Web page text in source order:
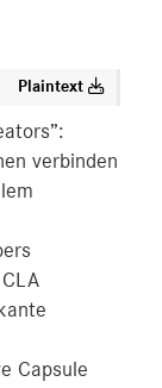
Plaintext
verbinden
Capsule